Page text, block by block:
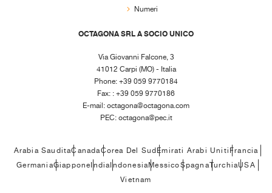
Numeri
OCTAGONA SRL A SOCIO UNICO
Via Giovanni Falcone, 3
41012 Carpi (MO) - Italia
Phone: +39 059 9770184
Fax: : +39 059 9770186
E-mail:octagona@octagona.com
PEC:octagona@pec.it
Arabia SauditaCanadaCorea Del SudEmirati Arabi UnitiFrancia
GermaniaGiapponeIndiaIndonesiaMessicoSpagnaTurchiaUSA
Vietnam